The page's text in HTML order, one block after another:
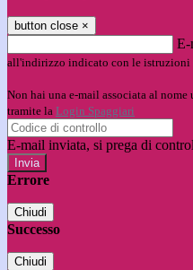
button close ×
E-
all'indirizzo indicato con le istruzioni
Non hai una e-mail associata al
tramite la Login Spaggiari
E-mail inviata, si prega di
Errore
Chiudi
Successo
Chiudi